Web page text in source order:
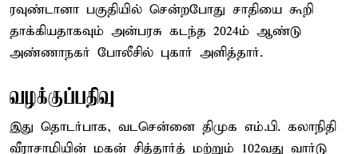
ரவுண்டானா பகுதியில் சென்றபோது சாதியை கூறி
தாக்கியதாகவும் அன்பரசு கடந்த 2024ம் ஆண்டு
அண்ணாநகர் போலீசில் புகார் அளித்தார்.
வழக்குப்பதிவு
இது தொடர்பாக, வடசென்னை திமுக எம்.பி. கலாநிதி
வீராசாமியின் மகன் சித்தார்த் மற்றும் 102வது வார்டு